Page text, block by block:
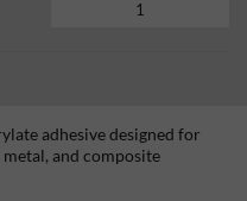
adhesive designed for
and composite